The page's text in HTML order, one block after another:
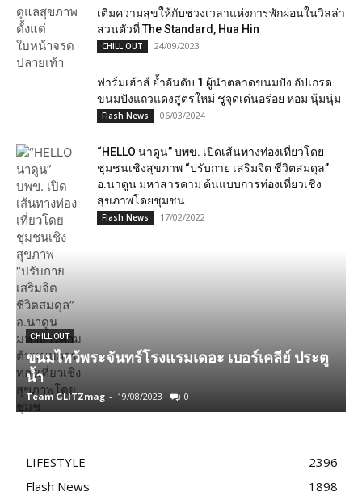
เติมความสุขให้กับช่วงเวลาแห่งการพักผ่อนในวิลล่า
ส่วนตัวที่ The Standard, Hua Hin
CHILL OUT 24/09/2023
ฟาร์มเฮ้าส์ ย้ำอันดับ 1 ผู้นำตลาดขนมปัง อัปเกรด
ขนมปังแถวแดงสูตรใหม่ ชูจุดเด่นอร่อย หอม นุ้มนุ่ม
Flash News 06/03/2024
“HELLO นาดูน” บพข. เปิดเส้นทางท่องเที่ยวโดย
ชุมชนเชิงสุขภาพ “ปรับกาย เสริมจิต ชีวิตสมดุล”
อ.นาดูน มหาสารคาม​ ต้นแบบการท่องเที่ยวเชิง
สุขภาพโดยชุมชน
Flash News 17/02/2022
CHILL OUT
ขนมไหว้พระจันทร์โรงแรมเดอะ เบอร์เคลีย์ ประตู
น้ำ
Team GLITZmag - 19/08/2023 0
LIFESTYLE
2396
Flash News
1898